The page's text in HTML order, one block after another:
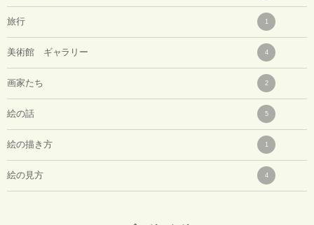
旅行 1
美術館 ギャラリー 4
画家たち 2
絵の話 5
絵の描き方 1
絵の見方 4